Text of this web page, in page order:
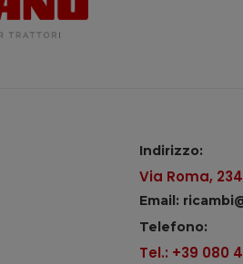
Indirizzo:
Via Roma,
Email:
Telefono:
Tel.: +39 080